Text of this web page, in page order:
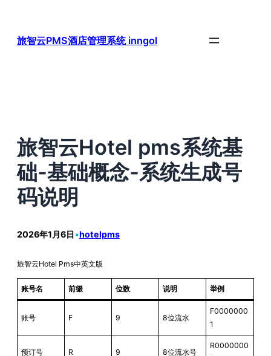
旅智云PMS酒店管理系统 inngol
旅智云Hotel pms系统基
础-基础概念-系统生成号
码说明
2026年1月6日•hotelpms
旅智云Hotel Pms中英文版
账号名 前缀 位数 说明 举例
账号 F 9 8位流水
F0000000
1
预订号 R 9 8位流水号
R0000000